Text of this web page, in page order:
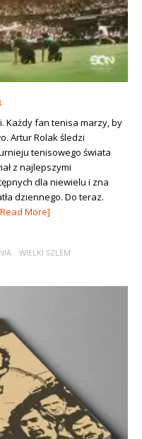
Każdy fan tenisa marzy, by
Artur Rolak śledzi
tenisowego świata
z najlepszymi
dla niewielu i zna
dziennego. Do teraz.
More]
WIELKI SZLEM